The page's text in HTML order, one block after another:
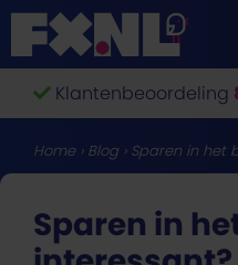
Ga
naar
de
inhoudKlantenbeoordeling
Home› Blog › Sparen in het
Sparen in